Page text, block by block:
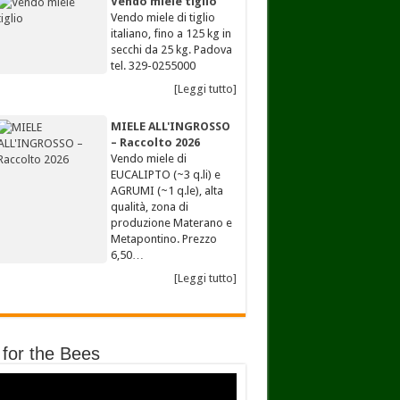
Vendo miele di tiglio
italiano, fino a 125 kg in
secchi da 25 kg. Padova
tel. 329-0255000
[Leggi tutto]
MIELE ALL'INGROSSO
– Raccolto 2026
Vendo miele di
EUCALIPTO (~3 q.li) e
AGRUMI (~1 q.le), alta
qualità, zona di
produzione Materano e
Metapontino. Prezzo
6,50…
[Leggi tutto]
the Bees